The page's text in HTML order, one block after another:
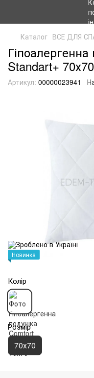
Каталог ВСЕ ДЛЯ
Standart+
Артикул: 00000023941
Новинка
Колір
Розмір
70х70